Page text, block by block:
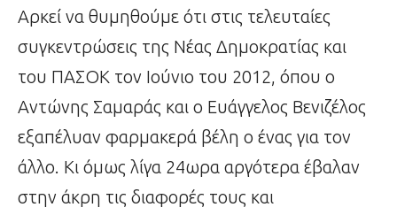
Αρκεί να θυμηθούμε ότι στις τελευταίες
συγκεντρώσεις της Νέας Δημοκρατίας και
του ΠΑΣΟΚ τον Ιούνιο του 2012, όπου ο
Αντώνης Σαμαράς και ο Ευάγγελος Βενιζέλος
εξαπέλυαν φαρμακερά βέλη ο ένας για τον
άλλο. Κι όμως λίγα 24ωρα αργότερα έβαλαν
στην άκρη τις διαφορές τους και